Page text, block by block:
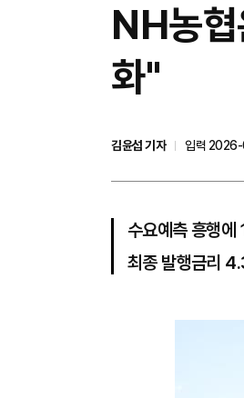
NH농
화"
김윤섭 기자
입력
수요예측 흥행
최종 발행금리